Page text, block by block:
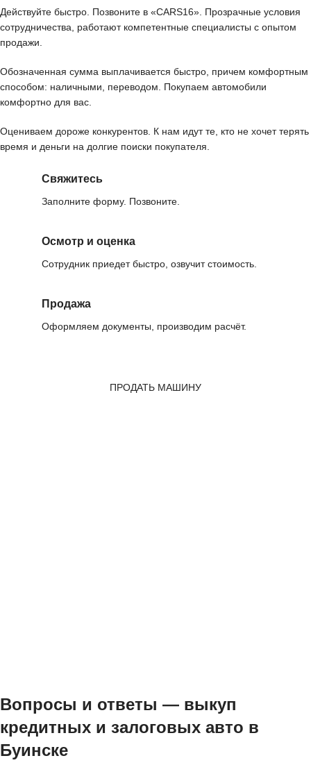
Действуйте быстро. Позвоните в «CARS16». Прозрачные условия
сотрудничества, работают компетентные специалисты с опытом
продажи.
Обозначенная сумма выплачивается быстро, причем комфортным
способом: наличными, переводом. Покупаем автомобили
комфортно для вас.
Оцениваем дороже конкурентов. К нам идут те, кто не хочет терять
время и деньги на долгие поиски покупателя.
Свяжитесь
Заполните форму. Позвоните.
Осмотр и оценка
Сотрудник приедет быстро, озвучит стоимость.
Продажа
Оформляем документы, производим расчёт.
ПРОДАТЬ МАШИНУ
Вопросы и ответы — выкуп
кредитных и залоговых авто в
Буинске